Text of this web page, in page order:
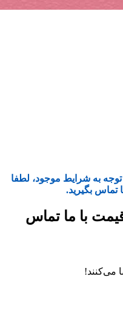
توجه به شرایط موجود، لطفا
تماس بگیرید.
با ما تماس
می‌کنند!